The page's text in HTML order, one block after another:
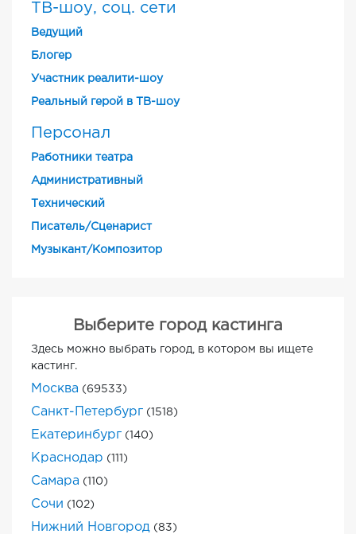
ТВ-шоу, соц. сети
Ведущий
Блогер
Участник реалити-шоу
Реальный герой в ТВ-шоу
Персонал
Работники театра
Административный
Технический
Писатель/Сценарист
Музыкант/Композитор
Выберите город кастинга
Здесь можно выбрать город, в котором вы ищете
кастинг.
Москва (69533)
Санкт-Петербург (1518)
Екатеринбург (140)
Краснодар (111)
Самара (110)
Сочи (102)
Нижний Новгород (83)